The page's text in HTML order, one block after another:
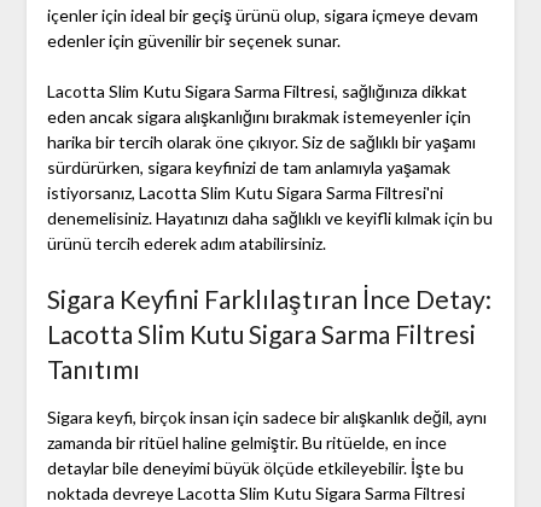
içenler için ideal bir geçiş ürünü olup, sigara içmeye devam
edenler için güvenilir bir seçenek sunar.
Lacotta Slim Kutu Sigara Sarma Filtresi, sağlığınıza dikkat
eden ancak sigara alışkanlığını bırakmak istemeyenler için
harika bir tercih olarak öne çıkıyor. Siz de sağlıklı bir yaşamı
sürdürürken, sigara keyfinizi de tam anlamıyla yaşamak
istiyorsanız, Lacotta Slim Kutu Sigara Sarma Filtresi'ni
denemelisiniz. Hayatınızı daha sağlıklı ve keyifli kılmak için bu
ürünü tercih ederek adım atabilirsiniz.
Sigara Keyfini Farklılaştıran İnce Detay:
Lacotta Slim Kutu Sigara Sarma Filtresi
Tanıtımı
Sigara keyfi, birçok insan için sadece bir alışkanlık değil, aynı
zamanda bir ritüel haline gelmiştir. Bu ritüelde, en ince
detaylar bile deneyimi büyük ölçüde etkileyebilir. İşte bu
noktada devreye Lacotta Slim Kutu Sigara Sarma Filtresi